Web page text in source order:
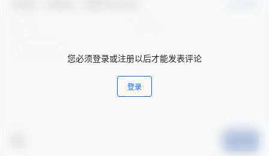
您必须登录或注册以后才能发表评论
登录